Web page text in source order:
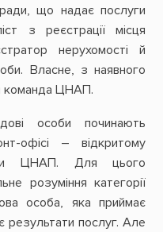
що надає послуги
з реєстрації місця
нерухомості й
Власне, з наявного
команда ЦНАП.
особи починають
офісі – відкритому
ЦНАП. Для цього
розуміння категорії
особа, яка приймає
результати послуг. Але